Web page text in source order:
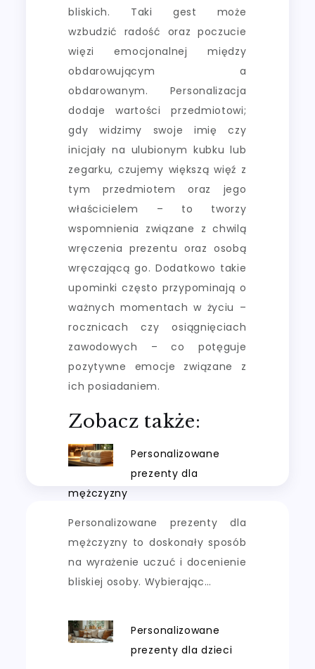
bliskich. Taki gest może
wzbudzić radość oraz poczucie
więzi emocjonalnej między
obdarowującym a
obdarowanym. Personalizacja
dodaje wartości przedmiotowi;
gdy widzimy swoje imię czy
inicjały na ulubionym kubku lub
zegarku, czujemy większą więź z
tym przedmiotem oraz jego
właścicielem – to tworzy
wspomnienia związane z chwilą
wręczenia prezentu oraz osobą
wręczającą go. Dodatkowo takie
upominki często przypominają o
ważnych momentach w życiu –
rocznicach czy osiągnięciach
zawodowych – co potęguje
pozytywne emocje związane z
ich posiadaniem.
Zobacz także:
Personalizowane
prezenty dla
mężczyzny
Personalizowane prezenty dla
mężczyzny to doskonały sposób
na wyrażenie uczuć i docenienie
bliskiej osoby. Wybierając…
Personalizowane
prezenty dla dzieci